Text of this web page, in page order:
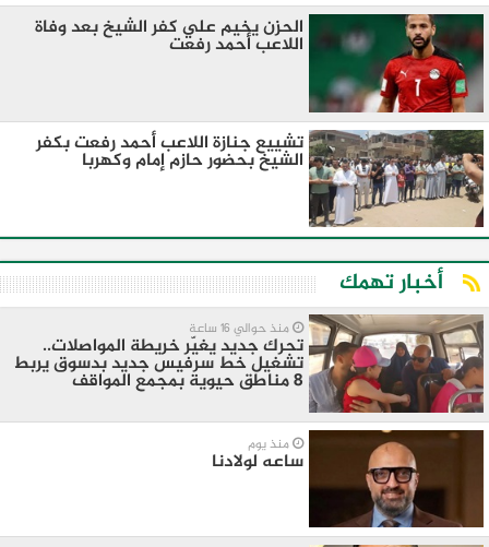
الحزن يخيم علي كفر الشيخ بعد وفاة
اللاعب أحمد رفعت
تشييع جنازة اللاعب أحمد رفعت بكفر
الشيخ بحضور حازم إمام وكهربا
أخبار تهمك
منذ حوالي 16 ساعة
تحرك جديد يغيّر خريطة المواصلات..
تشغيل خط سرفيس جديد بدسوق يربط
8 مناطق حيوية بمجمع المواقف
منذ يوم
ساعه لولادنا